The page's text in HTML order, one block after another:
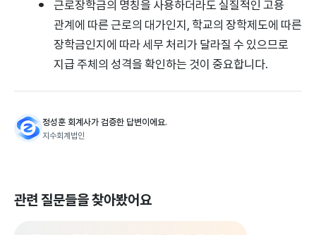
근로장학금의 명칭을 사용하더라도 실질적인 고용
관계에 따른 근로의 대가인지, 학교의 장학제도에 따른
장학금인지에 따라 세무 처리가 달라질 수 있으므로
지급 주체의 성격을 확인하는 것이 중요합니다.
정성훈 회계사가 검증한 답변이에요.
지수회계법인
관련 질문들을 찾아봤어요